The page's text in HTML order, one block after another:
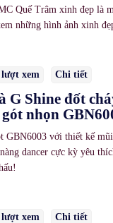
Quế Trâm xinh đẹp là
những hình ảnh xinh
lượt xem Chi tiết
G Shine đốt
nhọn
GBN6003 với thiết kế
dancer cực kỳ yêu
lượt xem Chi tiết